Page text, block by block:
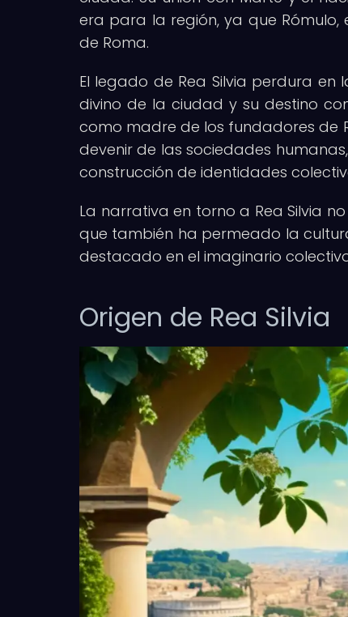
era para la región, ya que
de Roma.
El legado de Rea Silvia perdura
divino de la ciudad y su destino
como madre de los fundadores de
devenir de las sociedades
construcción de identidades
La narrativa en torno a Rea Silvia
que también ha permeado la
destacado en el imaginario
Origen de Rea Silvia